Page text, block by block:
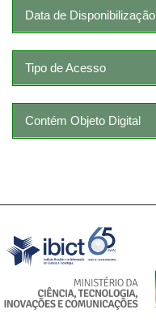
Data de Disponibilização
Tipo de Acesso
Contém Objeto Digital